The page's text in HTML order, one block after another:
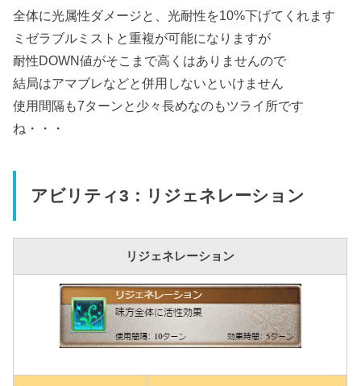
全体に光属性ダメージと、光耐性を10%下げてくれます
ミゼラブルミストと重複が可能になりますが
耐性DOWN値がそこまで高くはありませんので
結局はアマブレなどと併用しないといけません
使用間隔も7ターンと少々長めなのもツライ所です
ね・・・
アビリティ3：リジェネレーション
リジェネレーション